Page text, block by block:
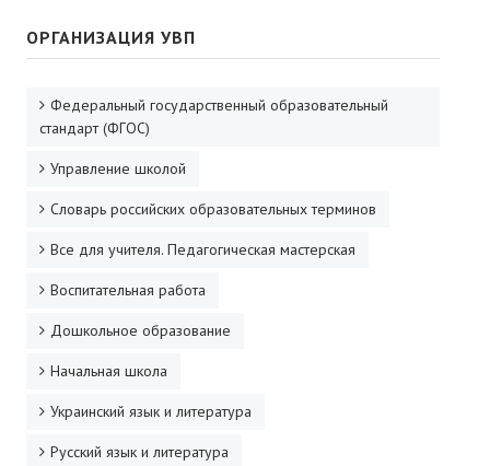
ОРГАНИЗАЦИЯ УВП
Федеральный государственный образовательный
стандарт (ФГОС)
Управление школой
Словарь российских образовательных терминов
Все для учителя. Педагогическая мастерская
Воспитательная работа
Дошкольное образование
Начальная школа
Украинский язык и литература
Русский язык и литература